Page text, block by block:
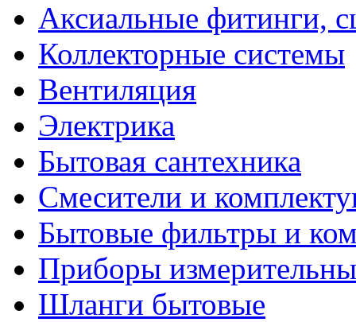
Аксиальные фитинги,
Коллекторные системы
Вентиляция
Электрика
Бытовая сантехника
Смесители и
Бытовые фильтры и
Приборы
Шланги бытовые